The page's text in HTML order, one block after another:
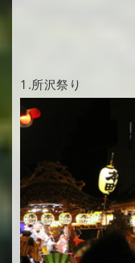
1.所沢祭り